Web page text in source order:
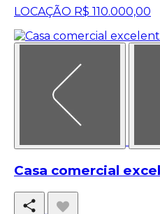
LOCAÇÃO R$ 110.000,00
Casa comercial